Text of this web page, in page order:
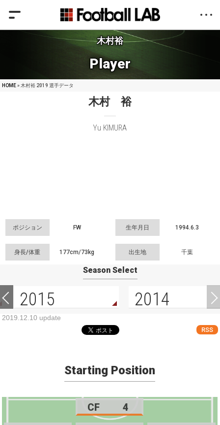
木村裕
Player
HOME» 木村裕 2019 選手データ
木村 裕
Yu KIMURA
ポジション FW 生年月日 1994.6.3
身長/体重 177cm/73kg 出生地 千葉
Season Select
2015 2014
2019.12.10 update
RSS
Starting Position
CF 4